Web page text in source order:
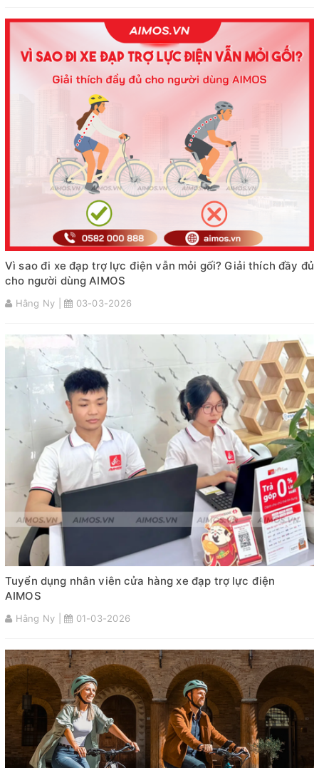
Vì sao đi xe đạp trợ lực điện vẫn mỏi gối? Giải thích đầy đủ
cho người dùng AIMOS
Hằng Ny | 03-03-2026
Tuyển dụng nhân viên cửa hàng xe đạp trợ lực điện
AIMOS
Hằng Ny | 01-03-2026